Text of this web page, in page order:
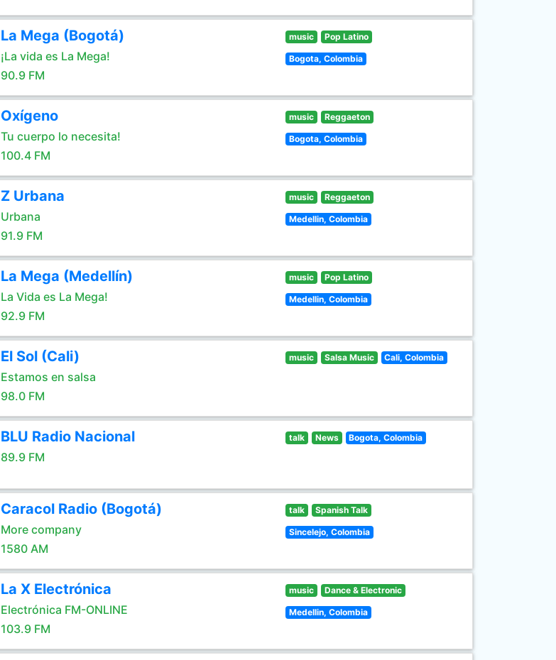
La Mega (Bogotá)
¡La vida es La Mega!
90.9 FM
music Pop Latino
Bogota, Colombia
Oxígeno
Tu cuerpo lo necesita!
100.4 FM
music Reggaeton
Bogota, Colombia
Z Urbana
Urbana
91.9 FM
music Reggaeton
Medellin, Colombia
La Mega (Medellín)
La Vida es La Mega!
92.9 FM
music Pop Latino
Medellin, Colombia
El Sol (Cali)
Estamos en salsa
98.0 FM
music Salsa Music Cali, Colombia
BLU Radio Nacional
89.9 FM
talk News Bogota, Colombia
Caracol Radio (Bogotá)
More company
1580 AM
talk Spanish Talk
Sincelejo, Colombia
La X Electrónica
Electrónica FM-ONLINE
103.9 FM
music Dance & Electronic
Medellin, Colombia